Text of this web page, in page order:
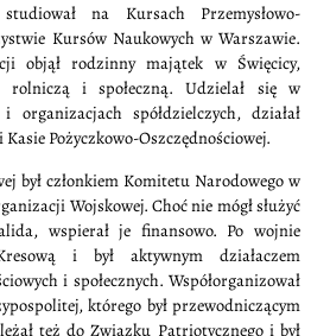
na Kursach Przemysłowo-
Kursów Naukowych w Warszawie.
objął rodzinny majątek w Święcicy,
rolniczą i społeczną. Udzielał się w
organizacjach spółdzielczych, działał
Pożyczkowo-Oszczędnościowej.
był członkiem Komitetu Narodowego w
Wojskowej. Choć nie mógł służyć
wspierał je finansowo. Po wojnie
i był aktywnym działaczem
i społecznych. Współorganizował
którego był przewodniczącym
też do Związku Patriotycznego i był